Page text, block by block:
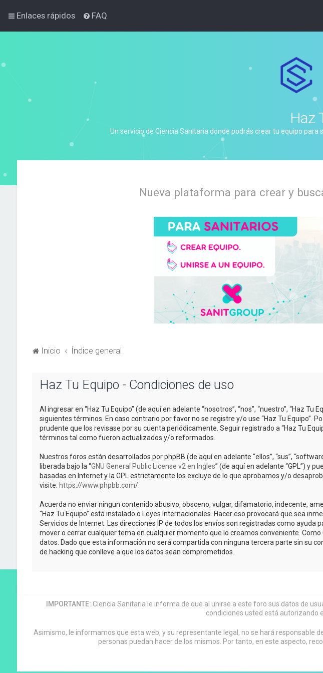
Enlaces rápidos FAQ
Haz
Un servicio de Ciencia Sanitaria donde podrás crear tu equipo
Nueva plataforma para crear y
Inicio Índice general
Haz Tu Equipo - Condiciones de uso
Al ingresar en “Haz Tu Equipo” (de aquí en adelante “nosotros”, “nos”, “nuestro”, “Haz
siguientes términos. En caso contrario por favor no se registre y/o use “Haz Tu
prudente que los revisase por su cuenta periódicamente. Seguir registrado a “Haz Tu
términos tal como fueron actualizados y/o reformados.
Nuestros foros están desarrollados por phpBB (de aquí en adelante “ellos”, “sus”,
liberada bajo la “GNU General Public License v2 en Ingles” (de aquí en adelante “GPL”) y
basadas en Internet y la GPL estrictamente los excluye de lo que aprobamos y/o
visite: https://www.phpbb.com/.
Acuerda no enviar ningun contenido abusivo, obsceno, vulgar, difamatorio, indecente,
“Haz Tu Equipo” está instalado o Leyes Internacionales. Hacer eso provocará que sea
Servicios de Internet. Las direcciones IP de todos los envíos son registradas como ayuda
mover o cerrar cualquier tema en cualquier momento que lo creamos conveniente.
datos. Dado que esta información no será compartida con ninguna tercera parte sin su
de hacking que conlleve a que los datos sean comprometidos.
IMPORTANTE: Ciencia Sanitaria le informa de que al unirse a este foro sus datos de
condiciones usted está autorizando
Asimismo, le informamos que esta web, y su representante legal, no se hará responsable
personas puedan hacer de los mismos. Por tanto, en este aspecto,